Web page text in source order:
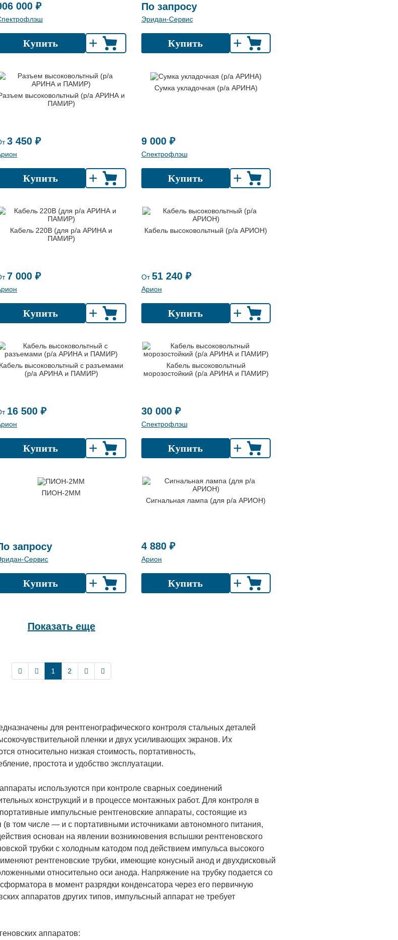
000 ₽
Купить +
По запросу
Эридан-Сервис
Купить +
высоковольтный (р/а АРИНА и
ПАМИР)
3 450 ₽
Купить +
Сумка укладочная (р/а АРИНА)
9 000 ₽
Спектрофлэш
Купить +
Кабель 220В (для р/а АРИНА и
ПАМИР)
7 000 ₽
Купить +
Кабель высоковольтный (р/а АРИОН)
От51 240 ₽
Арион
Купить +
Кабель высоковольтный с разъемами
(р/а АРИНА и ПАМИР)
16 500 ₽
Купить +
Кабель высоковольтный
морозостойкий (р/а АРИНА и ПАМИР)
30 000 ₽
Спектрофлэш
Купить +
ПИОН-2ММ
запросу
Сервис
Купить +
Сигнальная лампа (для р/а АРИОН)
4 880 ₽
Арион
Купить +
Показать еще
1 2
для рентгенографического контроля стальных деталей
пленки и двух усиливающих экранов. Их
относительно низкая стоимость, портативность,
простота и удобство эксплуатации.
используются при контроле сварных соединений
конструкций и в процессе монтажных работ. Для контроля в
импульсные рентгеновские аппараты, состоящие из
(в том числе — и с портативными источниками автономного питания,
основан на явлении возникновения вспышки рентгеновского
трубки с холодным катодом под действием импульса высокого
рентгеновские трубки, имеющие конусный анод и двухдисковый
относительно оси анода. Напряжение на трубку подается со
в момент разрядки конденсатора через его первичную
аппаратов других типов, импульсный аппарат не требует
аппаратов: